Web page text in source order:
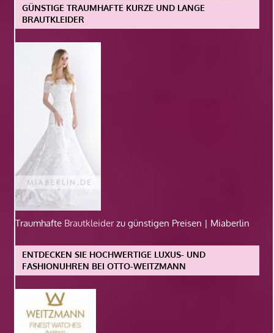
GÜNSTIGE TRAUMHAFTE KURZE UND LANGE
BRAUTKLEIDER
Traumhafte Brautkleiderzu günstigen Preisen | Miaberlin
ENTDECKEN SIE HOCHWERTIGE LUXUS- UND
FASHIONUHREN BEI OTTO-WEITZMANN